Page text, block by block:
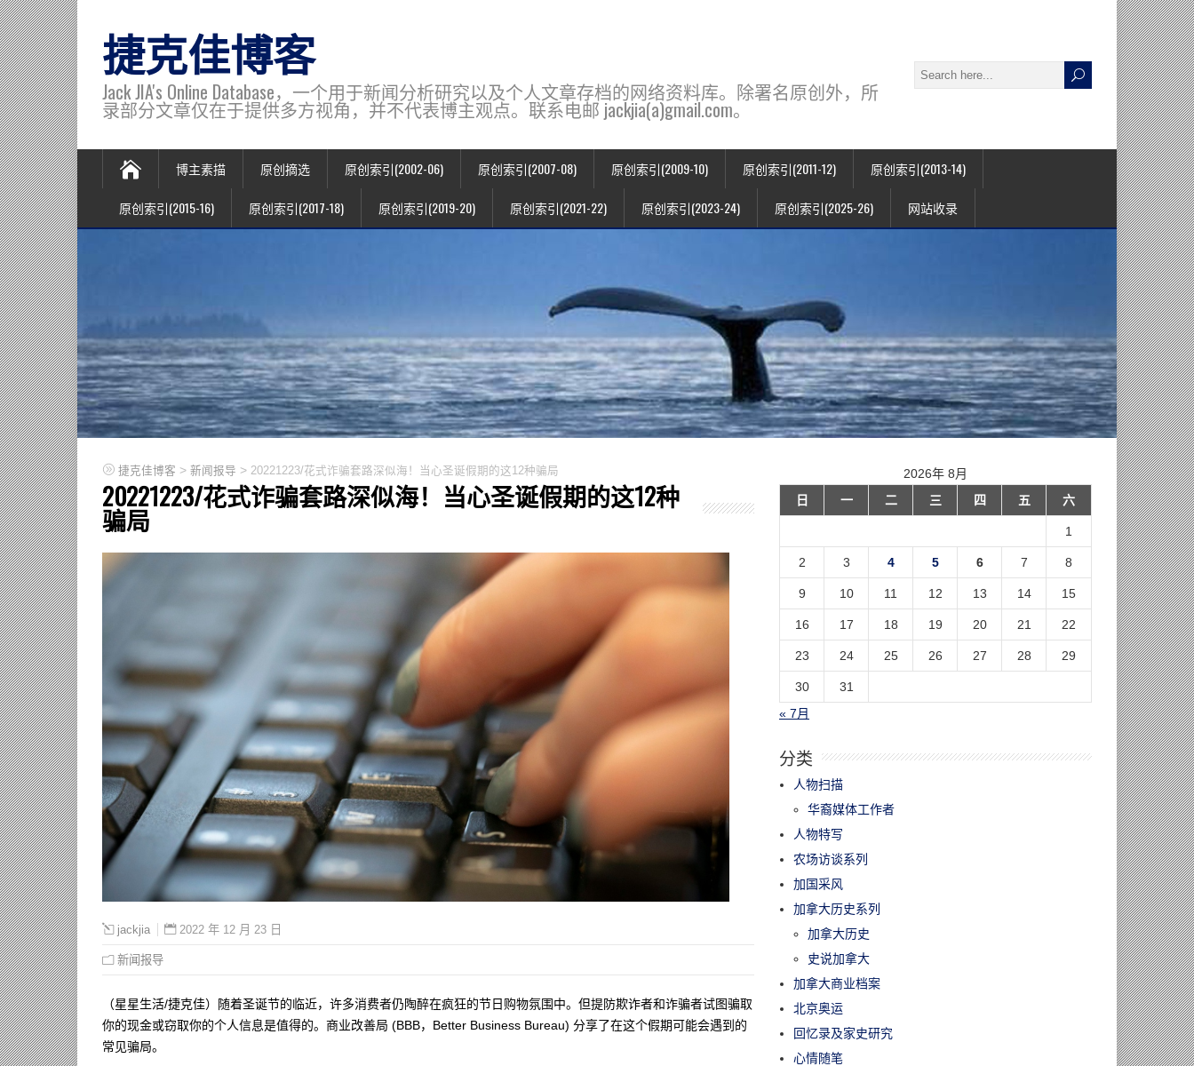
捷克佳博客
Jack JIA's Online Database，一个用于新闻分析研究以及个人文章存档的网络资料库。除署名原创外，所
录部分文章仅在于提供多方视角，并不代表博主观点。联系电邮 jackjia(a)gmail.com。
博主素描 原创摘选 原创索引(2002-06) 原创索引(2007-08) 原创索引(2009-10) 原创索引(2011-12) 原创索引(2013-14)
原创索引(2015-16) 原创索引(2017-18) 原创索引(2019-20) 原创索引(2021-22) 原创索引(2023-24) 原创索引(2025-26) 网站收录
捷克佳博客 > 新闻报导 > 20221223/花式诈骗套路深似海！当心圣诞假期的这12种骗局
20221223/花式诈骗套路深似海！当心圣诞假期的这12种
骗局
jackjia 2022 年 12 月 23 日
新闻报导
（星星生活/捷克佳）随着圣诞节的临近，许多消费者仍陶醉在疯狂的节日购物氛围中。但提防欺诈者和诈骗者试图骗取
你的现金或窃取你的个人信息是值得的。商业改善局 (BBB，Better Business Bureau) 分享了在这个假期可能会遇到的
常见骗局。
2026年 8月
日
一 二 三 四 五 六
1
2 3 4 5 6 7 8
9 10 11 12 13 14 15
16 17 18 19 20 21 22
23 24 25 26 27 28 29
30
31
« 7月
分类
人物扫描
华裔媒体工作者
人物特写
农场访谈系列
加国采风
加拿大历史系列
加拿大历史
史说加拿大
加拿大商业档案
北京奥运
回忆录及家史研究
心情随笔